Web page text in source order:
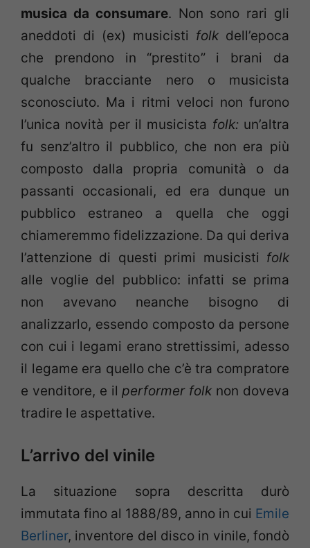
musica da consumare. Non sono rari gli
aneddoti di (ex) musicisti folk dell’epoca
che prendono in “prestito” i brani da
qualche bracciante nero o musicista
sconosciuto. Ma i ritmi veloci non furono
l’unica novità per il musicista folk:un’altra
fu senz’altro il pubblico, che non era più
composto dalla propria comunità o da
passanti occasionali, ed era dunque un
pubblico estraneo a quella che oggi
chiameremmo fidelizzazione. Da qui deriva
l’attenzione di questi primi musicisti folk
alle voglie del pubblico: infatti se prima
non avevano neanche bisogno di
analizzarlo, essendo composto da persone
con cui i legami erano strettissimi, adesso
il legame era quello che c’è tra compratore
e venditore, e ilperformer folk non doveva
tradire le aspettative.
L’arrivo del vinile
La situazione sopra descritta durò
immutata fino al 1888/89, anno in cui Emile
Berliner, inventore del disco in vinile, fondò